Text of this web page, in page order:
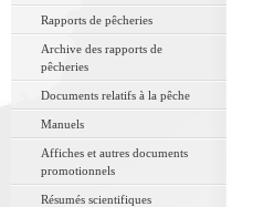
Rapports de pêcheries
Archive des rapports de
pêcheries
Documents relatifs à la pêche
Manuels
Affiches et autres documents
promotionnels
Résumés scientifiques